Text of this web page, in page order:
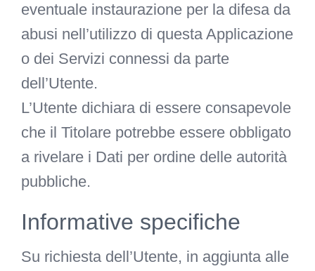
eventuale instaurazione per la difesa da
abusi nell’utilizzo di questa Applicazione
o dei Servizi connessi da parte
dell’Utente.
L’Utente dichiara di essere consapevole
che il Titolare potrebbe essere obbligato
a rivelare i Dati per ordine delle autorità
pubbliche.
Informative specifiche
Su richiesta dell’Utente, in aggiunta alle